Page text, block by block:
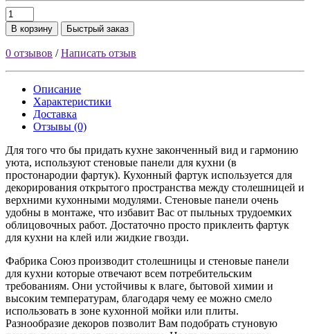
В корзину Быстрый заказ
0 отзывов /Написать отзыв
Описание
Характеристики
Доставка
Отзывы (0)
Для того что бы придать кухне законченный вид и гармонию
уюта, используют стеновые панели для кухни (в
простонародии фартук). Кухонный фартук используется для
декорирования открытого пространства между столешницей и
верхними кухонными модулями. Стеновые панели очень
удобны в монтаже, что избавит Вас от пыльных трудоемких
облицовочных работ. Достаточно просто приклеить фартук
для кухни на клей или жидкие гвозди.
Фабрика Союз производит столешницы и стеновые панели
для кухни которые отвечают всем потребительским
требованиям. Они устойчивы к влаге, бытовой химии и
высоким температурам, благодаря чему ее можно смело
использовать в зоне кухонной мойки или плиты.
Разнообразие декоров позволит Вам подобрать стуновую